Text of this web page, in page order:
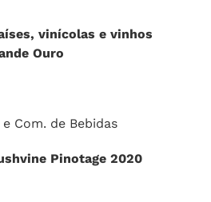
vinícolas e vinhos
Ouro
Com. de Bebidas
Pinotage 2020